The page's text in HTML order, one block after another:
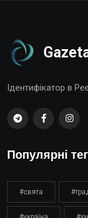
Ідентифікатор в
Популярні
#свята